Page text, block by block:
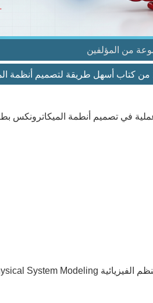
من المؤلفين
عملية في تصميم أنطمة الميكاترونكس